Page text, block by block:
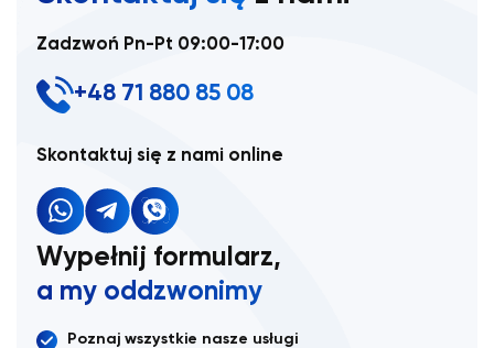
Zadzwoń Pn-Pt 09:00-17:00
+48 71 880 85 08
Skontaktuj się z nami online
Wypełnij formularz,
a my oddzwonimy
Poznaj wszystkie nasze usługi